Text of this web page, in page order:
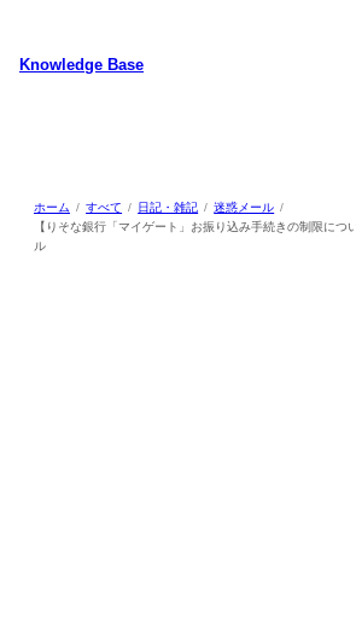
をKnowledge Base
ホーム すべて 日記・雑記
迷惑メール
【りそな銀行「マイゲート」お振り込み手続きの制限につ
ル